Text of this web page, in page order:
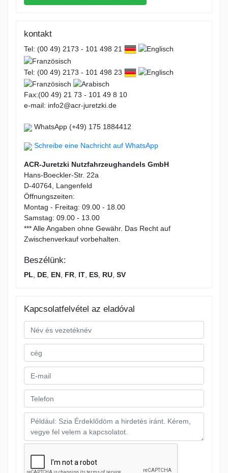
kontakt
Tel: (00 49) 2173 - 101 498 21
Tel: (00 49) 2173 - 101 498 23
Fax:(00 49) 21 73 - 101 49 8 10
e-mail: info2@acr-juretzki.de
WhatsApp (+49) 175 1884412
Schreibe eine Nachricht auf WhatsApp
ACR-Juretzki Nutzfahrzeughandels GmbH
Hans-Boeckler-Str. 22a
D-40764, Langenfeld
Öffnungszeiten:
Montag - Freitag: 09.00 - 18.00
Samstag: 09.00 - 13.00
*** Alle Angaben ohne Gewähr. Das Recht auf
Zwischenverkauf vorbehalten.
Beszélünk:
PL, DE, EN, FR, IT, ES, RU, SV
Kapcsolatfelvétel az eladóval